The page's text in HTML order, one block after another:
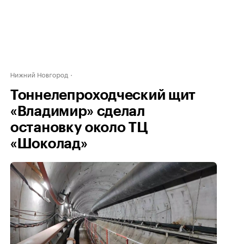
Нижний Новгород
Тоннелепроходческий щит
«Владимир» сделал
остановку около ТЦ
«Шоколад»